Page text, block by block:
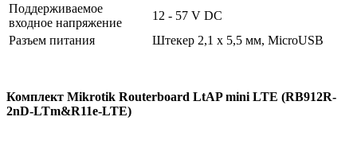
Поддерживаемое
входное напряжение
12 - 57 V DC
Разъем питания
Штекер 2,1 x 5,5 мм, MicroUSB
Комплект Mikrotik Routerboard LtAP mini LTE (RB912R-
2nD-LTm&R11e-LTE)